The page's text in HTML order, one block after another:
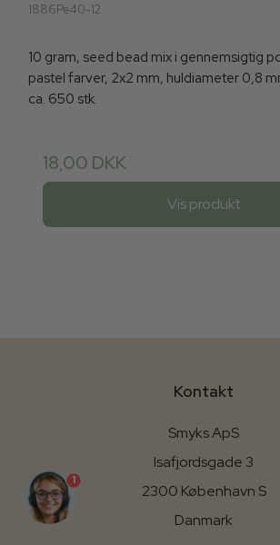
1886Pe40-12
10 gram, seed bead mix i gennemsigtig
pastel farver, 2x2 mm, huldiameter 0,8
ca. 650 stk.
18,00 DKK
Vis produkt
Kontakt
Smyks ApS
Isafjordsgade 3
2300 København S
Danmark
1